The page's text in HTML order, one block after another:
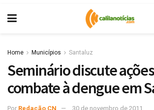
Home Municípios Santaluz
Seminário discute
combate à dengue em
Por Redação CN 30 de novembro de 2011